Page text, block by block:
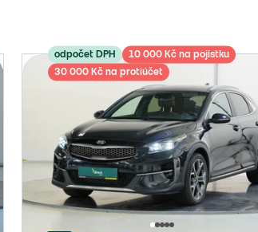
odpočet DPH
10 000 Kč na pojistku
30 000 Kč na protiúčet